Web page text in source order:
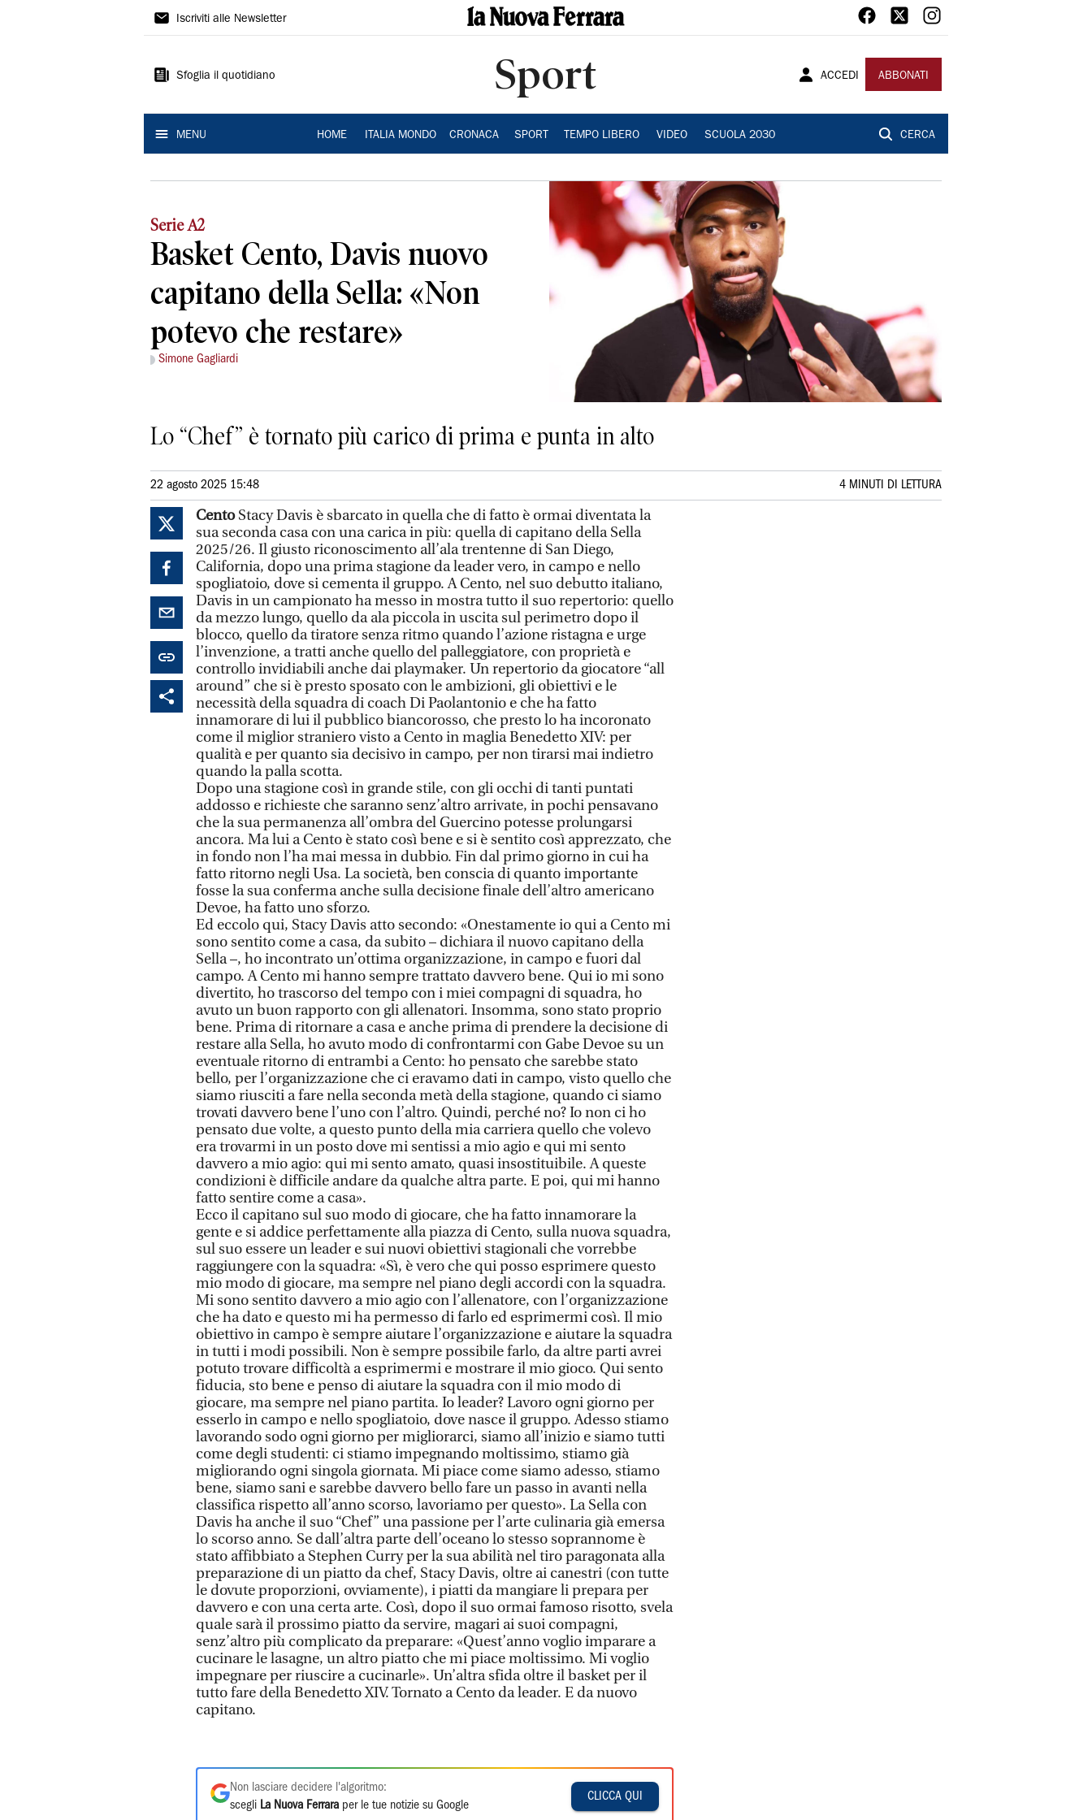
La
Ferrara
Iscriviti alle Newsletter
Sfoglia il quotidiano Sport ACCEDI ABBONATI
MENU HOME ITALIA MONDO CRONACA SPORT TEMPO LIBERO VIDEO SCUOLA 2030 CERCA
Serie A2
Basket Cento, Davis nuovo
capitano della Sella: «Non
potevo che restare»
Simone Gagliardi
Lo “Chef” è tornato più carico di prima e punta in alto
22 agosto 2025 15:48 4 MINUTI DI LETTURA
CentoStacy Davis è sbarcato in quella che di fatto è ormai diventata la
sua seconda casa con una carica in più: quella di capitano della Sella
2025/26. Il giusto riconoscimento all’ala trentenne di San Diego,
California, dopo una prima stagione da leader vero, in campo e nello
spogliatoio, dove si cementa il gruppo. A Cento, nel suo debutto italiano,
Davis in un campionato ha messo in mostra tutto il suo repertorio: quello
da mezzo lungo, quello da ala piccola in uscita sul perimetro dopo il
blocco, quello da tiratore senza ritmo quando l’azione ristagna e urge
l’invenzione, a tratti anche quello del palleggiatore, con proprietà e
controllo invidiabili anche dai playmaker. Un repertorio da giocatore “all
around” che si è presto sposato con le ambizioni, gli obiettivi e le
necessità della squadra di coach Di Paolantonio e che ha fatto
innamorare di lui il pubblico biancorosso, che presto lo ha incoronato
come il miglior straniero visto a Cento in maglia Benedetto XIV: per
qualità e per quanto sia decisivo in campo, per non tirarsi mai indietro
quando la palla scotta.
Dopo una stagione così in grande stile, con gli occhi di tanti puntati
addosso e richieste che saranno senz’altro arrivate, in pochi pensavano
che la sua permanenza all’ombra del Guercino potesse prolungarsi
ancora. Ma lui a Cento è stato così bene e si è sentito così apprezzato, che
in fondo non l’ha mai messa in dubbio. Fin dal primo giorno in cui ha
fatto ritorno negli Usa. La società, ben conscia di quanto importante
fosse la sua conferma anche sulla decisione finale dell’altro americano
Devoe, ha fatto uno sforzo.
Ed eccolo qui, Stacy Davis atto secondo: «Onestamente io qui a Cento mi
sono sentito come a casa, da subito – dichiara il nuovo capitano della
Sella –, ho incontrato un’ottima organizzazione, in campo e fuori dal
campo. A Cento mi hanno sempre trattato davvero bene. Qui io mi sono
divertito, ho trascorso del tempo con i miei compagni di squadra, ho
avuto un buon rapporto con gli allenatori. Insomma, sono stato proprio
bene. Prima di ritornare a casa e anche prima di prendere la decisione di
restare alla Sella, ho avuto modo di confrontarmi con Gabe Devoe su un
eventuale ritorno di entrambi a Cento: ho pensato che sarebbe stato
bello, per l’organizzazione che ci eravamo dati in campo, visto quello che
siamo riusciti a fare nella seconda metà della stagione, quando ci siamo
trovati davvero bene l’uno con l’altro. Quindi, perché no? Io non ci ho
pensato due volte, a questo punto della mia carriera quello che volevo
era trovarmi in un posto dove mi sentissi a mio agio e qui mi sento
davvero a mio agio: qui mi sento amato, quasi insostituibile. A queste
condizioni è difficile andare da qualche altra parte. E poi, qui mi hanno
fatto sentire come a casa».
Ecco il capitano sul suo modo di giocare, che ha fatto innamorare la
gente e si addice perfettamente alla piazza di Cento, sulla nuova squadra,
sul suo essere un leader e sui nuovi obiettivi stagionali che vorrebbe
raggiungere con la squadra: «Sì, è vero che qui posso esprimere questo
mio modo di giocare, ma sempre nel piano degli accordi con la squadra.
Mi sono sentito davvero a mio agio con l’allenatore, con l’organizzazione
che ha dato e questo mi ha permesso di farlo ed esprimermi così. Il mio
obiettivo in campo è sempre aiutare l’organizzazione e aiutare la squadra
in tutti i modi possibili. Non è sempre possibile farlo, da altre parti avrei
potuto trovare difficoltà a esprimermi e mostrare il mio gioco. Qui sento
fiducia, sto bene e penso di aiutare la squadra con il mio modo di
giocare, ma sempre nel piano partita. Io leader? Lavoro ogni giorno per
esserlo in campo e nello spogliatoio, dove nasce il gruppo. Adesso stiamo
lavorando sodo ogni giorno per migliorarci, siamo all’inizio e siamo tutti
come degli studenti: ci stiamo impegnando moltissimo, stiamo già
migliorando ogni singola giornata. Mi piace come siamo adesso, stiamo
bene, siamo sani e sarebbe davvero bello fare un passo in avanti nella
classifica rispetto all’anno scorso, lavoriamo per questo». La Sella con
Davis ha anche il suo “Chef” una passione per l’arte culinaria già emersa
lo scorso anno. Se dall’altra parte dell’oceano lo stesso soprannome è
stato affibbiato a Stephen Curry per la sua abilità nel tiro paragonata alla
preparazione di un piatto da chef, Stacy Davis, oltre ai canestri (con tutte
le dovute proporzioni, ovviamente), i piatti da mangiare li prepara per
davvero e con una certa arte. Così, dopo il suo ormai famoso risotto, svela
quale sarà il prossimo piatto da servire, magari ai suoi compagni,
senz’altro più complicato da preparare: «Quest’anno voglio imparare a
cucinare le lasagne, un altro piatto che mi piace moltissimo. Mi voglio
impegnare per riuscire a cucinarle». Un’altra sfida oltre il basket per il
tutto fare della Benedetto XIV. Tornato a Cento da leader. E da nuovo
capitano.
Non lasciare decidere l'algoritmo:
scegli La Nuova Ferrara per le tue notizie su Google
CLICCA QUI